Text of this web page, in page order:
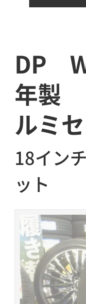
DP
年製
ルミ
18イン
ット